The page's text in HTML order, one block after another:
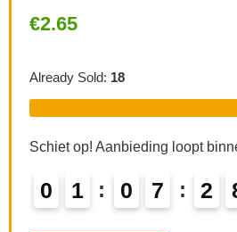
€2.65
Already Sold: 18
Schiet op! Aanbieding loopt
0 1 0 7 2